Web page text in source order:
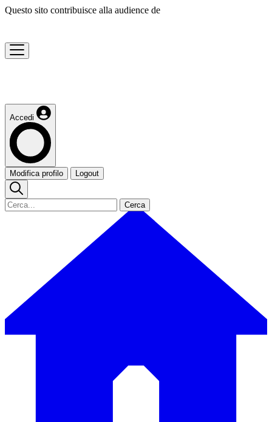
Questo sito contribuisce alla audience de
Accedi
Modifica profilo Logout
Cerca